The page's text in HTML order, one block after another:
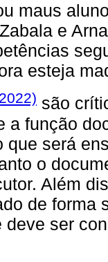
maus
e
esteja
são
a função
que será
o
Além
de forma
deve ser